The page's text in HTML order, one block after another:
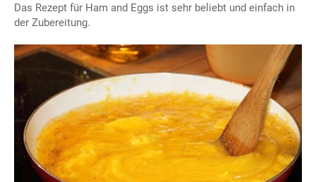
Das Rezept für Ham and Eggs ist sehr beliebt und einfach in
der Zubereitung.